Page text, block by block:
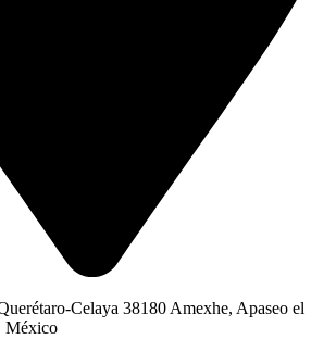
Celaya 38180 Amexhe, Apaseo el
México